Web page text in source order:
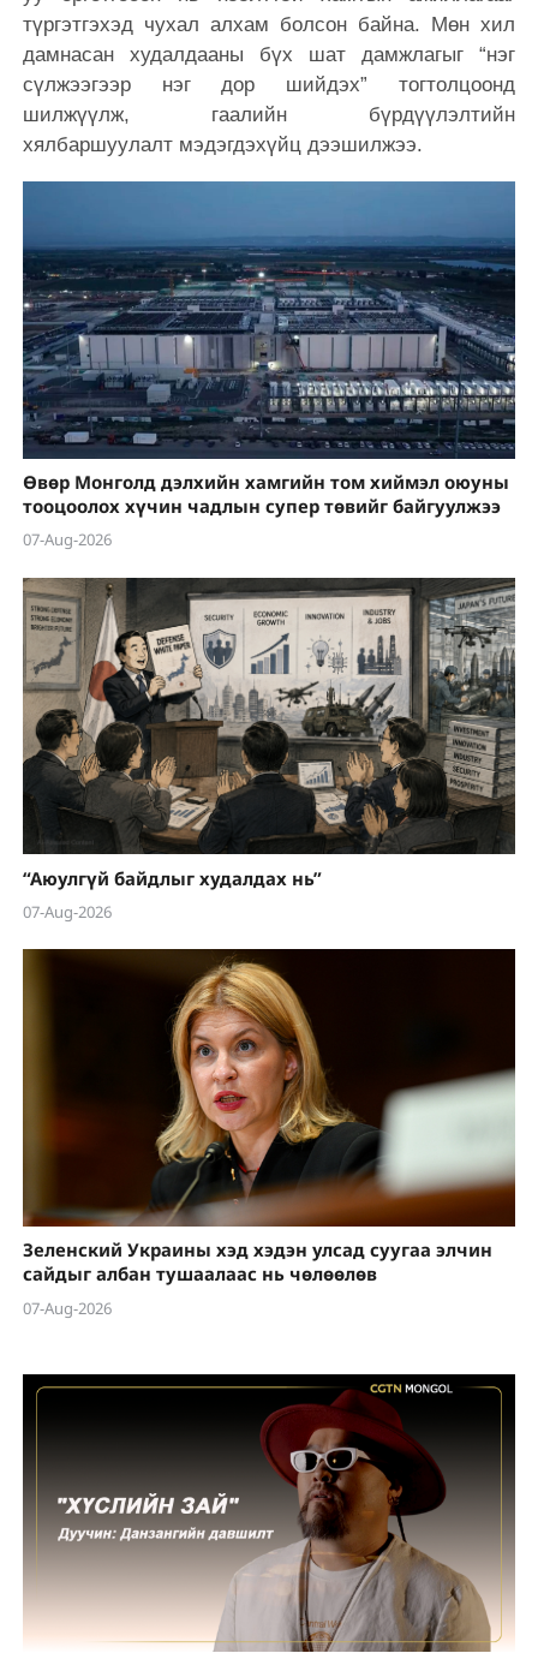
түргэтгэхэд чухал алхам болсон байна. Мөн хил
дамнасан худалдааны бүх шат дамжлагыг “нэг
сүлжээгээр нэг дор шийдэх” тогтолцоонд
шилжүүлж, гаалийн бүрдүүлэлтийн
хялбаршуулалт мэдэгдэхүйц дээшилжээ.
Өвөр Монголд дэлхийн хамгийн том хиймэл оюуны
тооцоолох хүчин чадлын супер төвийг байгуулжээ
07-Aug-2026
“Аюулгүй байдлыг худалдах нь”
07-Aug-2026
Зеленский Украины хэд хэдэн улсад суугаа элчин
сайдыг албан тушаалаас нь чөлөөлөв
07-Aug-2026